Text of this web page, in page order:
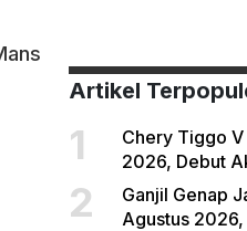
Artikel
1
Chery Tiggo
2026, Debut
2
Ganjil Genap
Agustus